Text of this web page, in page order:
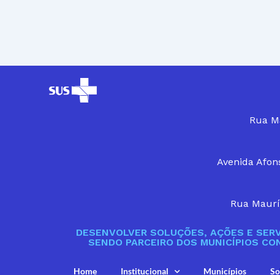
Rua
Avenida
Rua
DESENVOLVER SOLUÇÕES, AÇÕES E
SENDO PARCEIRO DOS MUNICÍPIOS
Home Institucional Municípios